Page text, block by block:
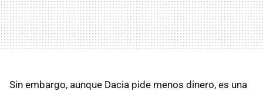
Sin embargo, aunque Dacia pide menos dinero, es una